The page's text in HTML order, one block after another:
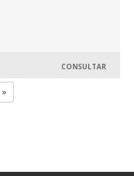
CONSULTAR
»